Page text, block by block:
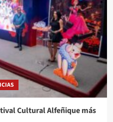
Cultural Alfeñique más